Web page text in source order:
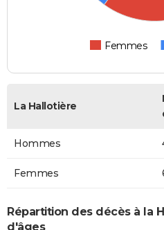
Femmes
La Hallotière
Hommes
Femmes
Répartition des décès à la
d'âges